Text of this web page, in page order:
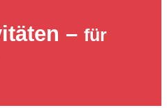
– für